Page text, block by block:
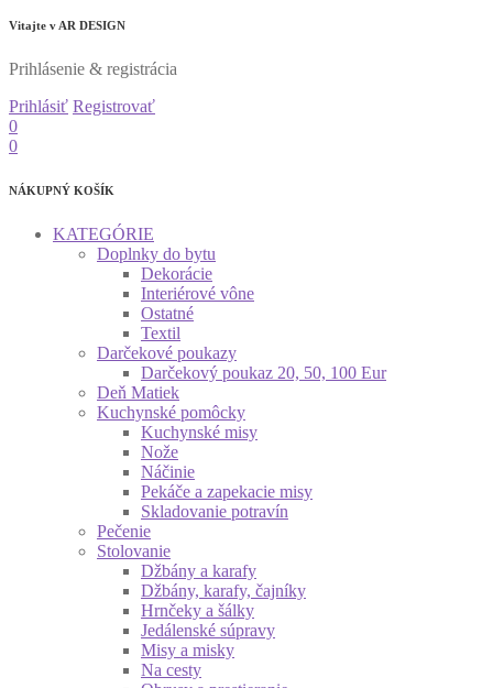
Vitajte v AR DESIGN
Prihlásenie & registrácia
Prihlásiť Registrovať
0
0
NÁKUPNÝ KOŠÍK
KATEGÓRIE
Doplnky do bytu
Dekorácie
Interiérové vône
Ostatné
Textil
Darčekové poukazy
Darčekový poukaz 20, 50, 100 Eur
Deň Matiek
Kuchynské pomôcky
Kuchynské misy
Nože
Náčinie
Pekáče a zapekacie misy
Skladovanie potravín
Pečenie
Stolovanie
Džbány a karafy
Džbány, karafy, čajníky
Hrnčeky a šálky
Jedálenské súpravy
Misy a misky
Na cesty